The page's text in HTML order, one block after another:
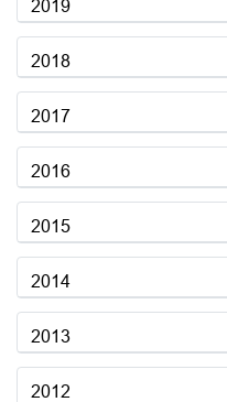
2019
2018
2017
2016
2015
2014
2013
2012